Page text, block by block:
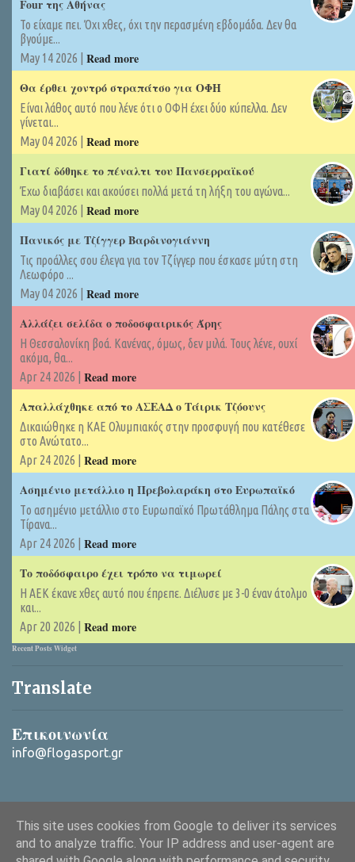
Four της Αθήνας
Το είχαμε πει. Όχι χθες, όχι την περασμένη εβδομάδα. Δεν θα
βγούμε...
May 14 2026 | Read more
Θα έρθει χοντρό στραπάτσο για ΟΦΗ
Είναι λάθος αυτό που λένε ότι ο ΟΦΗ έχει δύο κύπελλα. Δεν
γίνεται...
May 04 2026 | Read more
Γιατί δόθηκε το πέναλτι του Πανσερραϊκού
Έχω διαβάσει και ακούσει πολλά μετά τη λήξη του αγώνα...
May 04 2026 | Read more
Πανικός με Τζίγγερ Βαρδινογιάννη
Τις προάλλες σου έλεγα για τον Τζίγγερ που έσκασε μύτη στη
Λεωφόρο ...
May 04 2026 | Read more
Αλλάζει σελίδα ο ποδοσφαιρικός Άρης
Η Θεσσαλονίκη βοά. Κανένας, όμως, δεν μιλά. Τους λένε, ουχί
ακόμα, θα...
Apr 24 2026 | Read more
Απαλλάχθηκε από το ΑΣΕΑΔ ο Τάιρικ Τζόουνς
Δικαιώθηκε η ΚΑΕ Ολυμπιακός στην προσφυγή που κατέθεσε
στο Ανώτατο...
Apr 24 2026 | Read more
Ασημένιο μετάλλιο η Πρεβολαράκη στο Ευρωπαϊκό
Tο ασημένιο μετάλλιο στο Ευρωπαϊκό Πρωτάθλημα Πάλης στα
Τίρανα...
Apr 24 2026 | Read more
Το ποδόσφαιρο έχει τρόπο να τιμωρεί
Η ΑΕΚ έκανε χθες αυτό που έπρεπε. Διέλυσε με 3-0 έναν άτολμο
και...
Apr 20 2026 | Read more
Recent Posts Widget
Translate
Επικοινωνία
info@flogasport.gr
This site uses cookies from Google to deliver its services
and to analyze traffic. Your IP address and user-agent are